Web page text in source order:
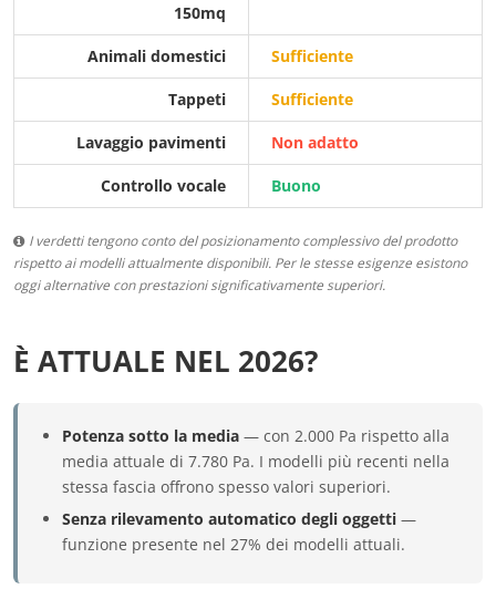
150mq
Animali domestici Sufficiente
Tappeti Sufficiente
Lavaggio pavimenti Non adatto
Controllo vocale Buono
I verdetti tengono conto del posizionamento complessivo del prodotto
rispetto ai modelli attualmente disponibili. Per le stesse esigenze esistono
oggi alternative con prestazioni significativamente superiori.
È ATTUALE NEL 2026?
Potenza sotto la media — con 2.000 Pa rispetto alla
media attuale di 7.780 Pa. I modelli più recenti nella
stessa fascia offrono spesso valori superiori.
Senza rilevamento automatico degli oggetti —
funzione presente nel 27% dei modelli attuali.